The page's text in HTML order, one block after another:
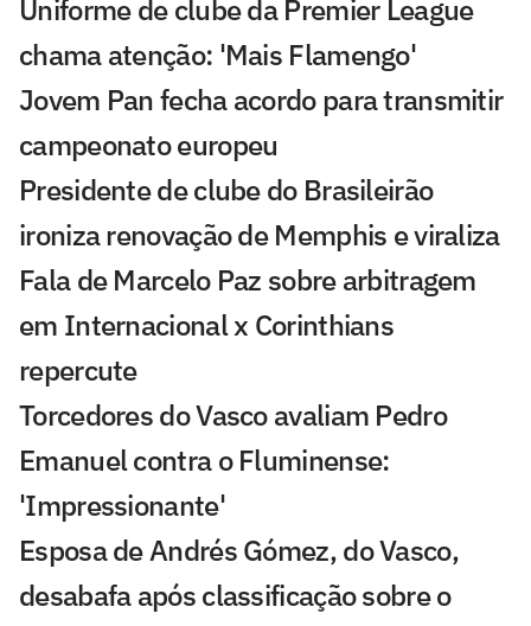
Uniforme de clube da Premier League
chama atenção: 'Mais Flamengo'
Jovem Pan fecha acordo para transmitir
campeonato europeu
Presidente de clube do Brasileirão
ironiza renovação de Memphis e viraliza
Fala de Marcelo Paz sobre arbitragem
em Internacional x Corinthians
repercute
Torcedores do Vasco avaliam Pedro
Emanuel contra o Fluminense:
'Impressionante'
Esposa de Andrés Gómez, do Vasco,
desabafa após classificação sobre o